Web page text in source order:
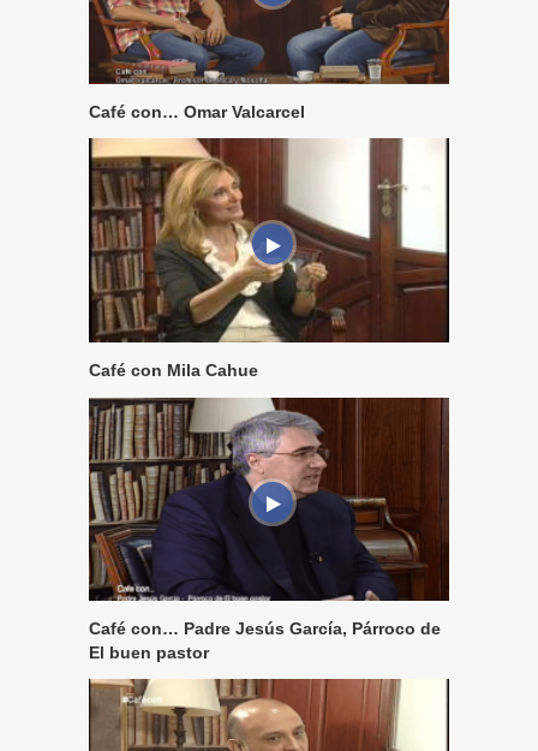
Café con… Omar Valcarcel
Café con Mila Cahue
Café con… Padre Jesús García, Párroco de
El buen pastor